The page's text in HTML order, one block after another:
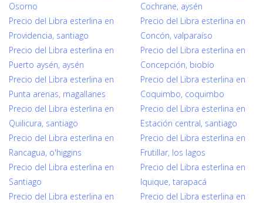
Osorno
Precio del Libra esterlina en
Providencia, santiago
Precio del Libra esterlina en
Puerto aysén, aysén
Precio del Libra esterlina en
Punta arenas, magallanes
Precio del Libra esterlina en
Quilicura, santiago
Precio del Libra esterlina en
Rancagua, o'higgins
Precio del Libra esterlina en
Santiago
Precio del Libra esterlina en
Cochrane, aysén
Precio del Libra esterlina en
Concón, valparaíso
Precio del Libra esterlina en
Concepción, biobío
Precio del Libra esterlina en
Coquimbo, coquimbo
Precio del Libra esterlina en
Estación central, santiago
Precio del Libra esterlina en
Frutillar, los lagos
Precio del Libra esterlina en
Iquique, tarapacá
Precio del Libra esterlina en